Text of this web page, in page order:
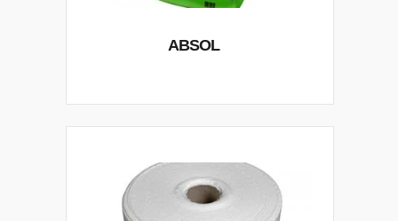
ABSOL